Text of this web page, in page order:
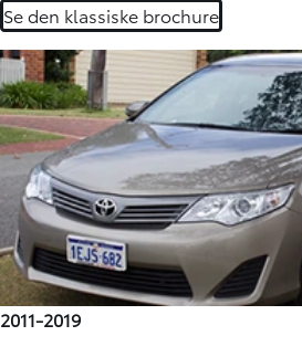
Se den klassiske brochure
2011-2019